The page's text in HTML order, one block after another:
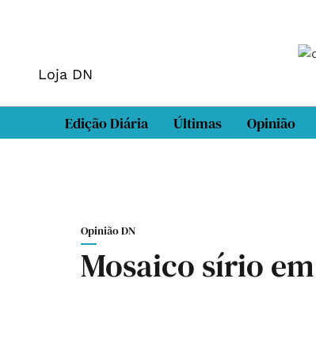
Loja DN
Edição Diária Últimas Opinião
Opinião DN
Mosaico sírio